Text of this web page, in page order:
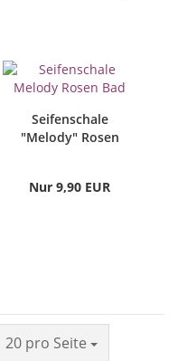
Seifenschale
"Melody" Rosen
Nur 9,90 EUR
20 pro Seite